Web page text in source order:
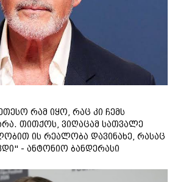
რამ იყო, რაც კი ჩემს
თითქოს, ვიღაცამ სათვალე
ის რეალობა დავინახე, რასაც
- ანტონიო ბანდერასი